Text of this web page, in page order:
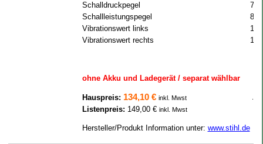
Schalldruckpegel
74
Schallleistungspegel
84
Vibrationswert links
1.5
Vibrationswert rechts
1.5
ohne Akku und Ladegerät / separat wählbar
Hauspreis: 134,10 € inkl. Mwst
Listenpreis: 149,00 € inkl. Mwst
Hersteller/Produkt Information unter: www.stihl.de